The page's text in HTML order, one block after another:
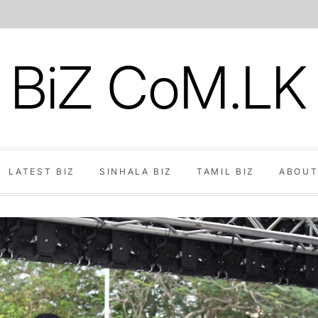
BiZ CoM.LK
LATEST BIZ SINHALA BIZ TAMIL BIZ